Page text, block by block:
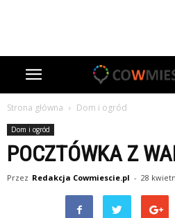
Strona główna Dom i ogród
Dom i ogród
POCZTÓWKA Z
Przez Redakcja Cowmiescie.pl - 28